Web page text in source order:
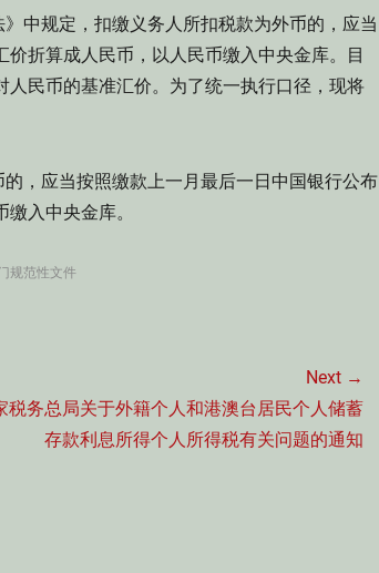
中规定，扣缴义务人所扣税款为外币的，应当
折算成人民币，以人民币缴入中央金库。目
民币的基准汇价。为了统一执行口径，现将
，应当按照缴款上一月最后一日中国银行公布
入中央金库。
规范性文件
Next →
税务总局关于外籍个人和港澳台居民个人储蓄
存款利息所得个人所得税有关问题的通知